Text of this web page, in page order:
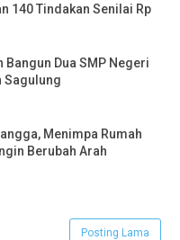
140 Tindakan Senilai Rp
Bangun Dua SMP Negeri
Sagulung
Menimpa Rumah
Berubah Arah
Posting Lama